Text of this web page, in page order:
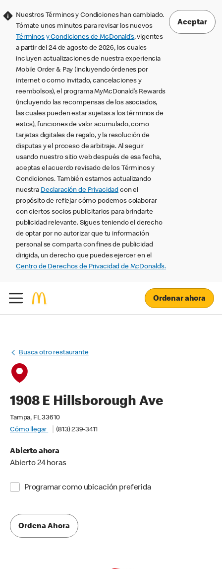
Nuestros Términos y Condiciones han cambiado.
Tómate unos minutos para revisar los nuevos
Términos y Condiciones de McDonald’s, vigentes
a partir del 24 de agosto de 2026, los cuales
incluyen actualizaciones de nuestra experiencia
Mobile Order & Pay (incluyendo órdenes por
internet o como invitado, cancelaciones y
reembolsos), el programa MyMcDonald’s Rewards
(incluyendo las recompensas de los asociados,
las cuales pueden estar sujetas a los términos de
estos), funciones de valor acumulado, como
tarjetas digitales de regalo, y la resolución de
disputas y el proceso de arbitraje. Al seguir
usando nuestro sitio web después de esa fecha,
aceptas el acuerdo revisado de los Términos y
Condiciones. También estamos actualizando
nuestra Declaración de Privacidad con el
propósito de reflejar cómo podemos colaborar
con ciertos socios publicitarios para brindarte
publicidad relevante. Sigues teniendo el derecho
de optar por no autorizar que tu información
personal se comparta con fines de publicidad
dirigida, un derecho que puedes ejercer en el
Centro de Derechos de Privacidad de McDonald’s.
Aceptar
Ordenar ahora
Busca otro restaurante
1908 E Hillsborough Ave
Tampa, FL 33610
Cómo llegar
(813) 239-3411
Abierto ahora
Abierto 24 horas
Programar como ubicación preferida
Ordena Ahora